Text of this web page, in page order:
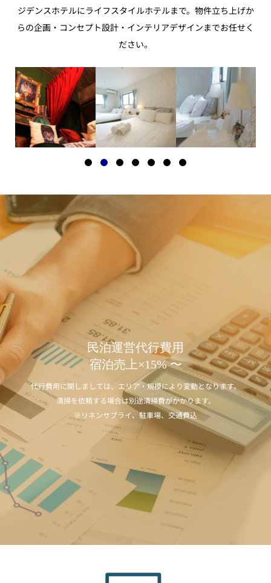
ジデンスホテルにライフスタイルホテルまで。物件立ち上げか
らの企画・コンセプト設計・インテリアデザインまでお任せく
ださい。
民泊運営代行費用
宿泊売上×15% 〜
代行費用に関しましては、エリア・規模により変動となります。
清掃を依頼する場合は別途清掃費がかかります。
※リネンサプライ、駐車場、交通費込